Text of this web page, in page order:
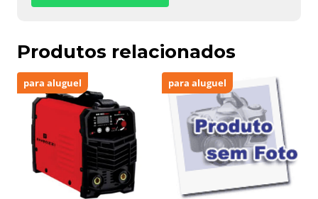
Produtos relacionados
para aluguel para aluguel